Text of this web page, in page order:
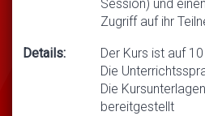
Session) und
Zugriff auf ihr
Details:
Der Kurs ist auf
Die
Die
bereitgestellt